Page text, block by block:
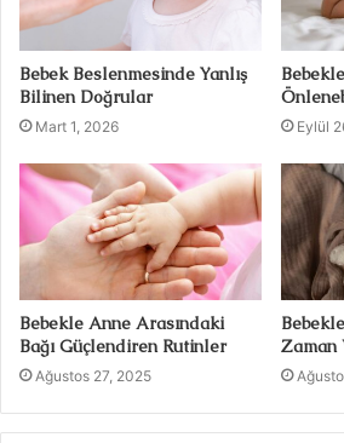
Bebek Beslenmesinde Yanlış
Bilinen Doğrular
Mart 1, 2026 Eylül
Bebekle Anne Arasındaki
Bağı Güçlendiren Rutinler
Ağustos 27, 2025
Zaman